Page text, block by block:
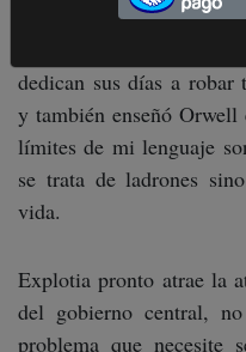
Se prohíbe la palabra
dedican sus días a
y también enseñó Orwell
límites de mi lenguaje
se trata de ladrones
vida.
Explotia pronto atrae la
del gobierno central,
problema que necesite